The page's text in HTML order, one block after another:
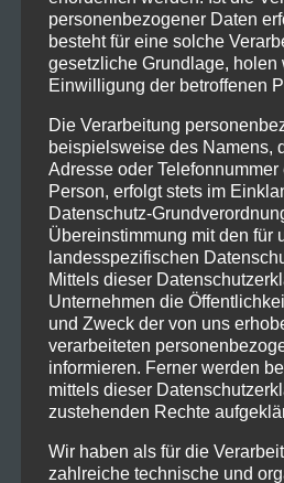
using
How we changed the real
drones
Home
personenbezogener Daten
besteht für eine solche
gesetzliche Grundlage, holen
Einwilligung der betroffenen
Die Verarbeitung
beispielsweise des Namens,
Adresse oder Telefonnummer
Person, erfolgt stets im
Datenschutz-
Übereinstimmung mit den für
landesspezifischen
Mittels dieser
Unternehmen die
und Zweck der von uns
verarbeiteten
informieren. Ferner werden
mittels dieser
zustehenden Rechte
Wir haben als für die
zahlreiche technische und